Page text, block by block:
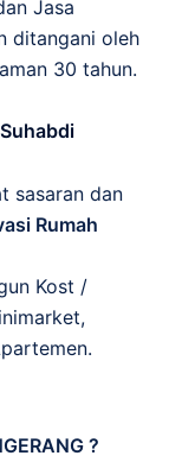
Jasa
ditangani oleh
30 tahun.
sasaran dan
Rumah
Kost /
?